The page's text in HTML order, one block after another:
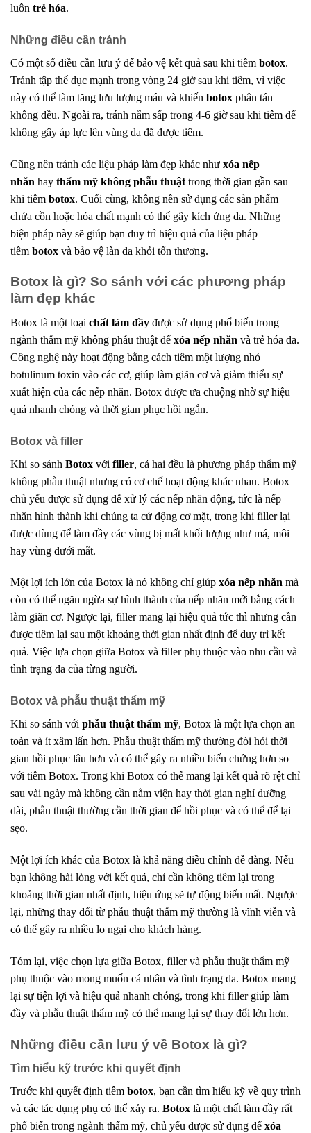
luôn trẻ hóa.
Những điều cần tránh
Có một số điều cần lưu ý để bảo vệ kết quả sau khi tiêm botox.
Tránh tập thể dục mạnh trong vòng 24 giờ sau khi tiêm, vì việc
này có thể làm tăng lưu lượng máu và khiến botox phân tán
không đều. Ngoài ra, tránh nằm sấp trong 4-6 giờ sau khi tiêm để
không gây áp lực lên vùng da đã được tiêm.
Cũng nên tránh các liệu pháp làm đẹp khác như xóa nếp
nhăn hay thẩm mỹ không phẫu thuật trong thời gian gần sau
khi tiêm botox. Cuối cùng, không nên sử dụng các sản phẩm
chứa cồn hoặc hóa chất mạnh có thể gây kích ứng da. Những
biện pháp này sẽ giúp bạn duy trì hiệu quả của liệu pháp
tiêm botox và bảo vệ làn da khỏi tổn thương.
Botox là gì? So sánh với các phương pháp
làm đẹp khác
Botox là một loại chất làm đầy được sử dụng phổ biến trong
ngành thẩm mỹ không phẫu thuật để xóa nếp nhăn và trẻ hóa da.
Công nghệ này hoạt động bằng cách tiêm một lượng nhỏ
botulinum toxin vào các cơ, giúp làm giãn cơ và giảm thiểu sự
xuất hiện của các nếp nhăn. Botox được ưa chuộng nhờ sự hiệu
quả nhanh chóng và thời gian phục hồi ngắn.
Botox và filler
Khi so sánh Botox với filler, cả hai đều là phương pháp thẩm mỹ
không phẫu thuật nhưng có cơ chế hoạt động khác nhau. Botox
chủ yếu được sử dụng để xử lý các nếp nhăn động, tức là nếp
nhăn hình thành khi chúng ta cử động cơ mặt, trong khi filler lại
được dùng để làm đầy các vùng bị mất khối lượng như má, môi
hay vùng dưới mắt.
Một lợi ích lớn của Botox là nó không chỉ giúp xóa nếp nhăn mà
còn có thể ngăn ngừa sự hình thành của nếp nhăn mới bằng cách
làm giãn cơ. Ngược lại, filler mang lại hiệu quả tức thì nhưng cần
được tiêm lại sau một khoảng thời gian nhất định để duy trì kết
quả. Việc lựa chọn giữa Botox và filler phụ thuộc vào nhu cầu và
tình trạng da của từng người.
Botox và phẫu thuật thẩm mỹ
Khi so sánh với phẫu thuật thẩm mỹ, Botox là một lựa chọn an
toàn và ít xâm lấn hơn. Phẫu thuật thẩm mỹ thường đòi hỏi thời
gian hồi phục lâu hơn và có thể gây ra nhiều biến chứng hơn so
với tiêm Botox. Trong khi Botox có thể mang lại kết quả rõ rệt chỉ
sau vài ngày mà không cần nằm viện hay thời gian nghỉ dưỡng
dài, phẫu thuật thường cần thời gian để hồi phục và có thể để lại
sẹo.
Một lợi ích khác của Botox là khả năng điều chỉnh dễ dàng. Nếu
bạn không hài lòng với kết quả, chỉ cần không tiêm lại trong
khoảng thời gian nhất định, hiệu ứng sẽ tự động biến mất. Ngược
lại, những thay đổi từ phẫu thuật thẩm mỹ thường là vĩnh viễn và
có thể gây ra nhiều lo ngại cho khách hàng.
Tóm lại, việc chọn lựa giữa Botox, filler và phẫu thuật thẩm mỹ
phụ thuộc vào mong muốn cá nhân và tình trạng da. Botox mang
lại sự tiện lợi và hiệu quả nhanh chóng, trong khi filler giúp làm
đầy và phẫu thuật thẩm mỹ có thể mang lại sự thay đổi lớn hơn.
Những điều cần lưu ý về Botox là gì?
Tìm hiểu kỹ trước khi quyết định
Trước khi quyết định tiêm botox, bạn cần tìm hiểu kỹ về quy trình
và các tác dụng phụ có thể xảy ra. Botox là một chất làm đầy rất
phổ biến trong ngành thẩm mỹ, chủ yếu được sử dụng để xóa